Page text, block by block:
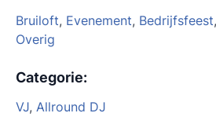
Bruiloft, Evenement, Bedrijfsfeest,
Overig
Categorie:
VJ, Allround DJ